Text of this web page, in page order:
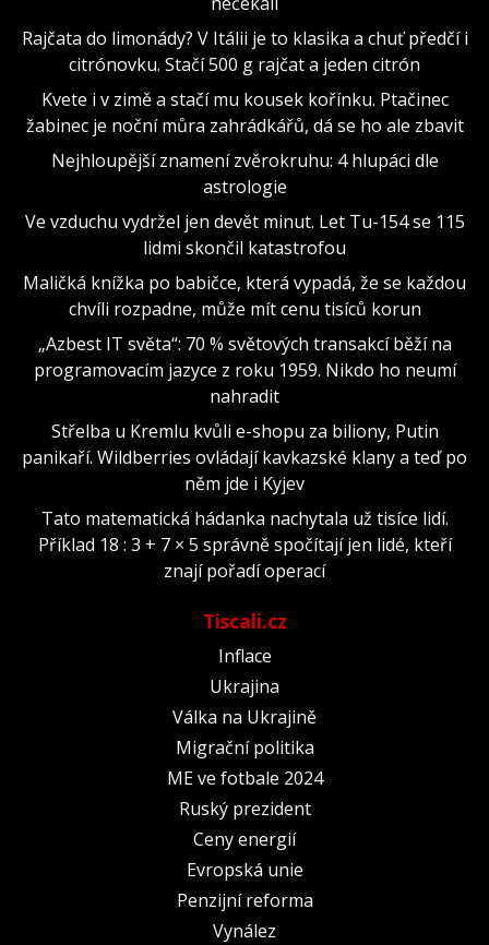
Rajčata do limonády? V Itálii je to klasika a chuť předčí i
citrónovku. Stačí 500 g rajčat a jeden citrón
Kvete i v zimě a stačí mu kousek kořínku. Ptačinec
žabinec je noční můra zahrádkářů, dá se ho ale zbavit
Nejhloupější znamení zvěrokruhu: 4 hlupáci dle
astrologie
Ve vzduchu vydržel jen devět minut. Let Tu-154 se 115
lidmi skončil katastrofou
Maličká knížka po babičce, která vypadá, že se každou
chvíli rozpadne, může mít cenu tisíců korun
„Azbest IT světa“: 70 % světových transakcí běží na
programovacím jazyce z roku 1959. Nikdo ho neumí
nahradit
Střelba u Kremlu kvůli e-shopu za biliony, Putin
panikaří. Wildberries ovládají kavkazské klany a teď po
něm jde i Kyjev
Tato matematická hádanka nachytala už tisíce lidí.
Příklad 18 : 3 + 7 × 5 správně spočítají jen lidé, kteří
znají pořadí operací
Tiscali.cz
Inflace
Ukrajina
Válka na Ukrajině
Migrační politika
ME ve fotbale 2024
Ruský prezident
Ceny energií
Evropská unie
Penzijní reforma
Vynález